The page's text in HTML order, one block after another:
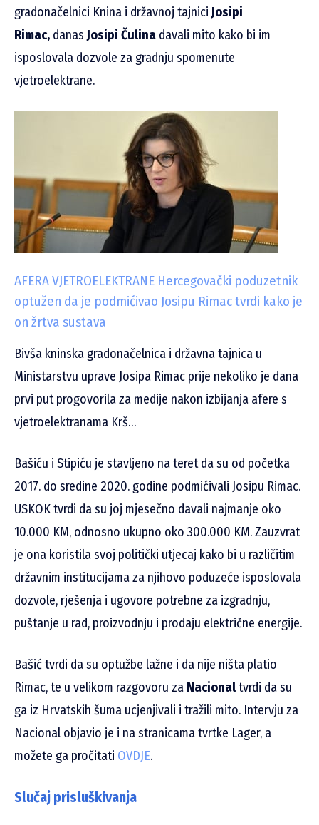
gradonačelnici Knina i državnoj tajniciJosipi
Rimac, danasJosipi Čulina davali mito kako bi im
isposlovala dozvole za gradnju spomenute
vjetroelektrane.
AFERA VJETROELEKTRANE Hercegovački poduzetnik
optužen da je podmićivao Josipu Rimac tvrdi kako je
on žrtva sustava
Bivša kninska gradonačelnica i državna tajnica u
Ministarstvu uprave Josipa Rimac prije nekoliko je dana
prvi put progovorila za medije nakon izbijanja afere s
vjetroelektranama Krš…
Bašiću i Stipiću je stavljeno na teret da su od početka
2017. do sredine 2020. godine podmićivali Josipu Rimac.
USKOK tvrdi da su joj mjesečno davali najmanje oko
10.000 KM, odnosno ukupno oko 300.000 KM. Zauzvrat
je ona koristila svoj politički utjecaj kako bi u različitim
državnim institucijama za njihovo poduzeće isposlovala
dozvole, rješenja i ugovore potrebne za izgradnju,
puštanje u rad, proizvodnju i prodaju električne energije.
Bašić tvrdi da su optužbe lažne i da nije ništa platio
Rimac, te u velikom razgovoru za Nacionaltvrdi da su
ga iz Hrvatskih šuma ucjenjivali i tražili mito. Intervju za
Nacional objavio je i na stranicama tvrtke Lager, a
možete ga pročitati OVDJE.
Slučaj prisluškivanja